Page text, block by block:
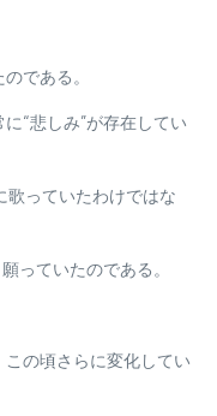
である。
“悲しみ”が存在してい
歌っていたわけではな
っていたのである。
の頃さらに変化してい